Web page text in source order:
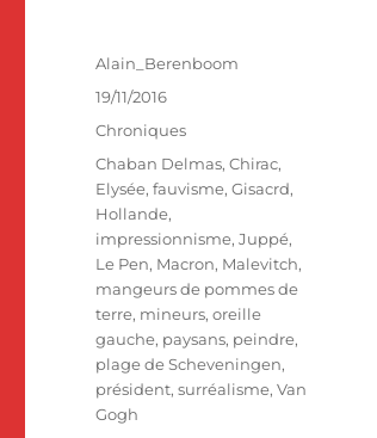
Auteur
Alain_Berenboom
Publié
le
19/11/2016
Catégories
Chroniques
Étiquettes
Chaban Delmas,Chirac,
Elysée,fauvisme,Gisacrd,
Hollande,
impressionnisme,Juppé,
Le Pen, Macron, Malevitch,
mangeurs de pommes de
terre, mineurs,oreille
gauche, paysans, peindre,
plage de Scheveningen,
président,surréalisme,Van
Gogh